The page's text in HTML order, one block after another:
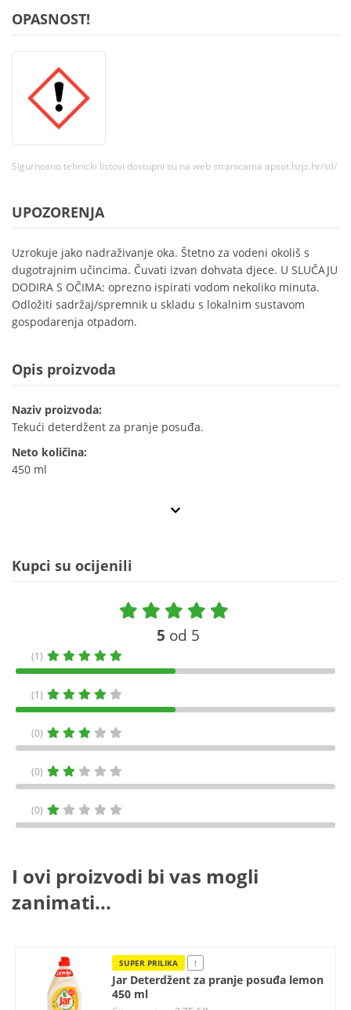
OPASNOST!
Sigurnosno tehnicki listovi dostupni su na web stranicama apsot.hzjz.hr/stl/
UPOZORENJA
Uzrokuje jako nadraživanje oka. Štetno za vodeni okoliš s
dugotrajnim učincima. Čuvati izvan dohvata djece. U SLUČAJU
DODIRA S OČIMA: oprezno ispirati vodom nekoliko minuta.
Odložiti sadržaj/spremnik u skladu s lokalnim sustavom
gospodarenja otpadom.
Opis proizvoda
Naziv proizvoda:
Tekući deterdžent za pranje posuđa.
Neto količina:
450 ml
Kupci su ocijenili
5 od 5
(1)
(1)
(0)
(0)
(0)
I ovi proizvodi bi vas mogli
zanimati...
SUPER PRILIKA !
Jar Deterdžent za pranje posuđa lemon
450 ml